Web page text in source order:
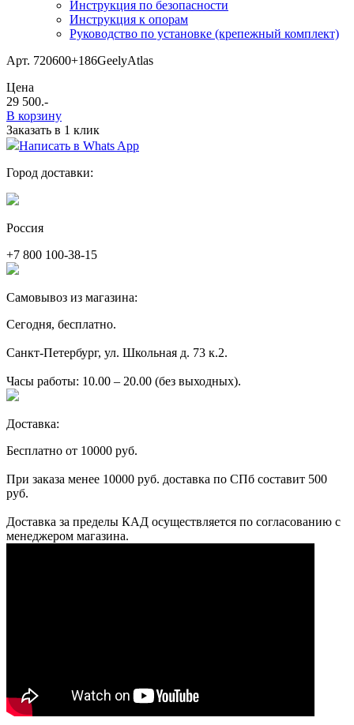
Инструкция по безопасности
Инструкция к опорам
Руководство по установке (крепежный комплект)
Арт. 720600+186GeelyAtlas
Цена
29 500.-
В корзину
Заказать в 1 клик
Написать в Whats App
Город доставки:
Россия
+7 800 100-38-15
Самовывоз из магазина:
Сегодня, бесплатно.
Санкт-Петербург, ул. Школьная д. 73 к.2.
Часы работы: 10.00 – 20.00 (без выходных).
Доставка:
Бесплатно от 10000 руб.
При заказа менее 10000 руб. доставка по СПб составит 500
руб.
Доставка за пределы КАД осуществляется по согласованию с
менеджером магазина.